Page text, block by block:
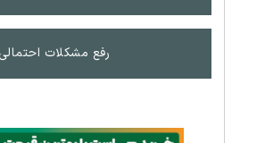
رفع مشکلات احتمالی